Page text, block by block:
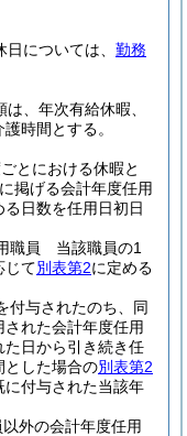
については、 勤務
、年次有給休暇、
時間とする。
とにおける休暇と
に掲げる会計年度任用
る日数を任用日初日
職員 当該職員の1
じて別表第2に定める
付与されたのち、同
れた会計年度任用
日から引き続き任
とした場合の別表第2
に付与された当該年
外の会計年度任用